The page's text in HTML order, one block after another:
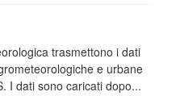
trasmettono i dati
e urbane
I dati sono caricati dopo...